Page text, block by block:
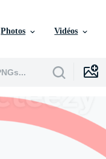
Photos Vidéos